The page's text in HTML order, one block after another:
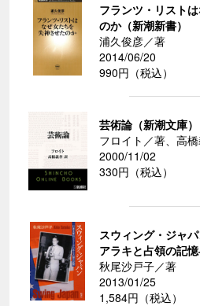
フランツ・リスト
のか（新潮新書）
浦久俊彦／著
2014/06/20
990円（税込）
芸術論（新潮文庫）
フロイト／著、高
2000/11/02
330円（税込）
スウィング・ジャ
アラキと占領の記
秋尾沙戸子／著
2013/01/25
1,584円（税込）